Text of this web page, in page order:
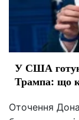
У США
Трампа: що
Оточення